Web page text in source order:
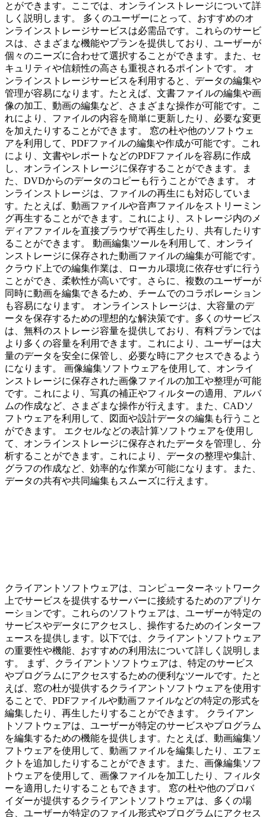
とができます。ここでは、オンラインストレージについて詳
しく説明します。 多くのユーザーにとって、おすすめのオ
ンラインストレージサービスは必需品です。これらのサービ
スは、さまざまな機能やプランを提供しており、ユーザーが
個々のニーズに合わせて選択することができます。また、セ
キュリティや信頼性の高さも重視されるポイントです。 オ
ンラインストレージサービスを利用すると、データの編集や
管理が容易になります。たとえば、文書ファイルの編集や画
像の加工、動画の編集など、さまざまな操作が可能です。こ
れにより、ファイルの内容を簡単に更新したり、必要な変更
を加えたりすることができます。 窓の杜や他のソフトウェ
アを利用して、PDFファイルの編集や作成が可能です。これ
により、文書やレポートなどのPDFファイルを容易に作成
し、オンラインストレージに保存することができます。ま
た、DVDからのデータのコピーも行うことができます。 オ
ンラインストレージは、ファイルの再生にも対応していま
す。たとえば、動画ファイルや音声ファイルをストリーミン
グ再生することができます。これにより、ストレージ内のメ
ディアファイルを直接ブラウザで再生したり、共有したりす
ることができます。 動画編集ツールを利用して、オンライ
ンストレージに保存された動画ファイルの編集が可能です。
クラウド上での編集作業は、ローカル環境に依存せずに行う
ことができ、柔軟性が高いです。さらに、複数のユーザーが
同時に動画を編集できるため、チームでのコラボレーション
も容易になります。 オンラインストレージは、大容量のデ
ータを保存するための理想的な解決策です。多くのサービス
は、無料のストレージ容量を提供しており、有料プランでは
より多くの容量を利用できます。これにより、ユーザーは大
量のデータを安全に保管し、必要な時にアクセスできるよう
になります。 画像編集ソフトウェアを使用して、オンライ
ンストレージに保存された画像ファイルの加工や整理が可能
です。これにより、写真の補正やフィルターの適用、アルバ
ムの作成など、さまざまな操作が行えます。また、CADソ
フトウェアを利用して、図面や設計データの編集も行うこと
ができます。 エクセルなどの表計算ソフトウェアを使用し
て、オンラインストレージに保存されたデータを管理し、分
析することができます。これにより、データの整理や集計、
グラフの作成など、効率的な作業が可能になります。また、
データの共有や共同編集もスムーズに行えます。
クライアントソフトウェアは、コンピューターネットワーク
上でサービスを提供するサーバーに接続するためのアプリケ
ーションです。これらのソフトウェアは、ユーザーが特定の
サービスやデータにアクセスし、操作するためのインターフ
ェースを提供します。以下では、クライアントソフトウェア
の重要性や機能、おすすめの利用法について詳しく説明しま
す。 まず、クライアントソフトウェアは、特定のサービス
やプログラムにアクセスするための便利なツールです。たと
えば、窓の杜が提供するクライアントソフトウェアを使用す
ることで、PDFファイルや動画ファイルなどの特定の形式を
編集したり、再生したりすることができます。 クライアン
トソフトウェアは、ユーザーが特定のサービスやプログラム
を編集するための機能を提供します。たとえば、動画編集ソ
フトウェアを使用して、動画ファイルを編集したり、エフェ
クトを追加したりすることができます。また、画像編集ソフ
トウェアを使用して、画像ファイルを加工したり、フィルタ
ーを適用したりすることもできます。 窓の杜や他のプロバ
イダーが提供するクライアントソフトウェアは、多くの場
合、ユーザーが特定のファイル形式やプログラムにアクセス